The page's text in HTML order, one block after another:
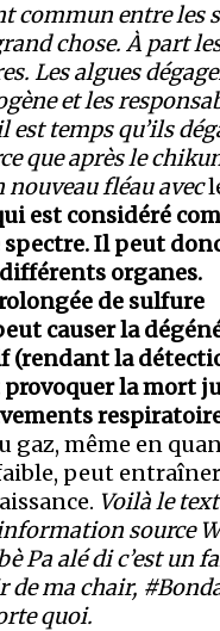
commun entre les
chose. À part
Les algues
et les
temps qu’ils
que après le
fléau avec
est considéré
spectre. Il peut
organes.
de sulfure
causer la
(rendant la
la mort
gaz, même en
peut
Voilà le
source
Pa alé di c’est un
de ma chair,
quoi.